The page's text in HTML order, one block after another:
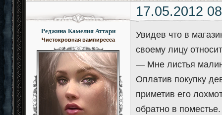
17.05.2012
Реджина Камелия Аттари
Чистокровная вампиресса
Увидев что в
своему лицу
— Мне листья
Оплатив покупку
приметив его
обратно в поместье.